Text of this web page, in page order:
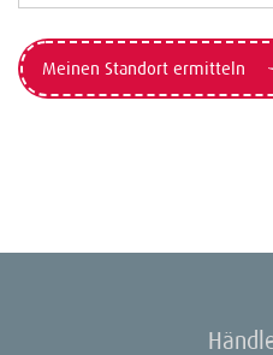
Meinen Standort ermitteln